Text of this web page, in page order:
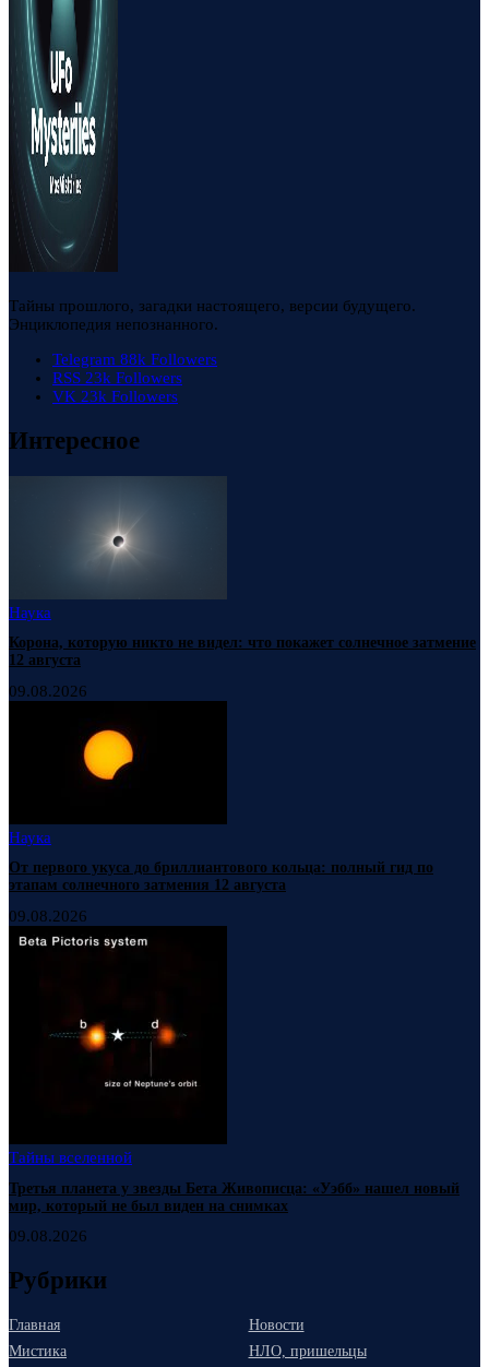
Тайны прошлого, загадки настоящего, версии будущего.
Энциклопедия непознанного.
Telegram 88k Followers
RSS 23k Followers
VK 23k Followers
Интересное
Наука
Корона, которую никто не видел: что покажет солнечное затмение
12 августа
09.08.2026
Наука
От первого укуса до бриллиантового кольца: полный гид по
этапам солнечного затмения 12 августа
09.08.2026
Тайны вселенной
Третья планета у звезды Бета Живописца: «Уэбб» нашел новый
мир, который не был виден на снимках
09.08.2026
Рубрики
Главная
Новости
Мистика
НЛО, пришельцы